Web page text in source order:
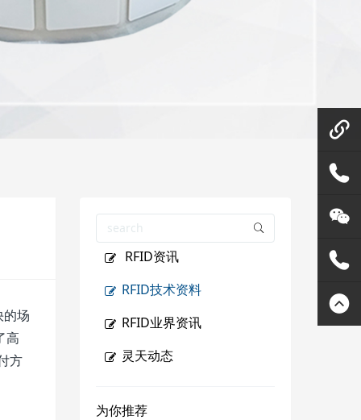
场
高
方
RFID资讯
RFID技术资料
RFID业界资讯
灵天动态
为你推荐
微信在
线咨询
158144
80455
灵天公
众号
400807